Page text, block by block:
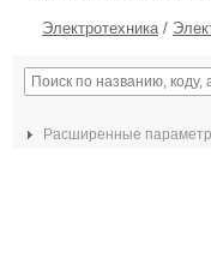
Электротехника/
Расширенные